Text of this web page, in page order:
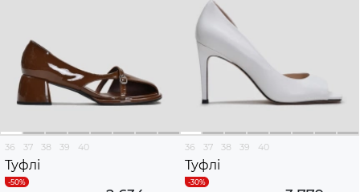
36 37 38 39 40
Туфлі
36 37 38 39 40
Туфлі